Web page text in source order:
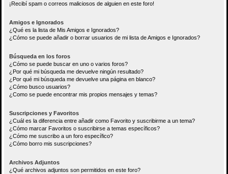
¡Recibí spam o correos maliciosos de alguien en este foro!
Amigos e Ignorados
¿Qué es la lista de Mis Amigos e Ignorados?
¿Cómo se puede añadir o borrar usuarios de mi lista de Amigos e Ignorados?
Búsqueda en los foros
¿Cómo se puede buscar en uno o varios foros?
¿Por qué mi búsqueda me devuelve ningún resultado?
¿Por qué mi búsqueda me devuelve una página en blanco?
¿Cómo busco usuarios?
¿Como se puede encontrar mis propios mensajes y temas?
Suscripciones y Favoritos
¿Cuál es la diferencia entre añadir como Favorito y suscribirme a un tema?
¿Cómo marcar Favoritos o suscribirse a temas específicos?
¿Cómo me suscribo a un foro específico?
¿Cómo borro mis suscripciones?
Archivos Adjuntos
¿Qué archivos adjuntos son permitidos en este foro?